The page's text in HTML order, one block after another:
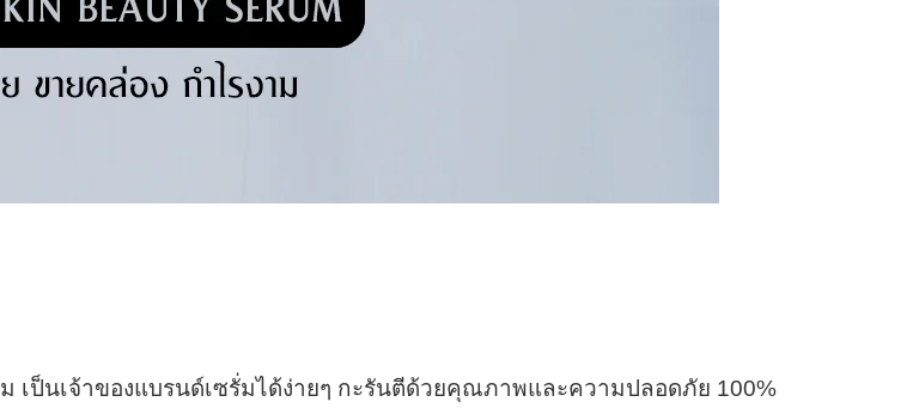
เป็นเจ้าของแบรนด์เซรั่มได้ง่ายๆ กะรันตีด้วยคุณภาพและความปลอดภัย 100%